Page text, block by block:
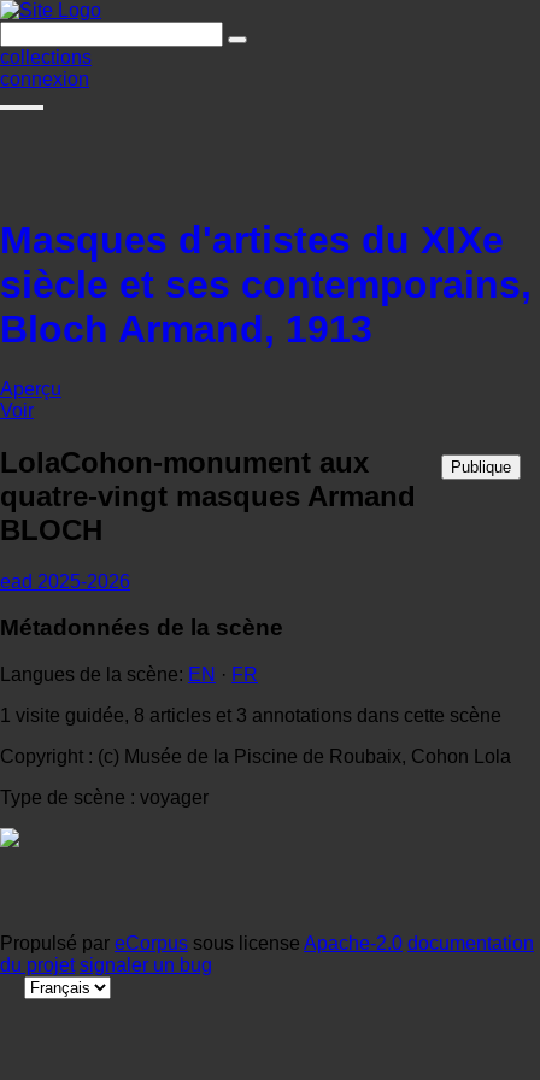
collections
connexion
Masques d'artistes du XIXe
siècle et ses contemporains,
Bloch Armand, 1913
Aperçu
Voir
LolaCohon-monument aux
quatre-vingt masques Armand
BLOCH
Publique
ead 2025-2026
Métadonnées de la scène
Langues de la scène: EN · FR
1 visite guidée, 8 articles et 3 annotations dans cette scène
Copyright : (c) Musée de la Piscine de Roubaix, Cohon Lola
Type de scène : voyager
Propulsé par eCorpus sous license Apache-2.0 documentation
du projet signaler un bug